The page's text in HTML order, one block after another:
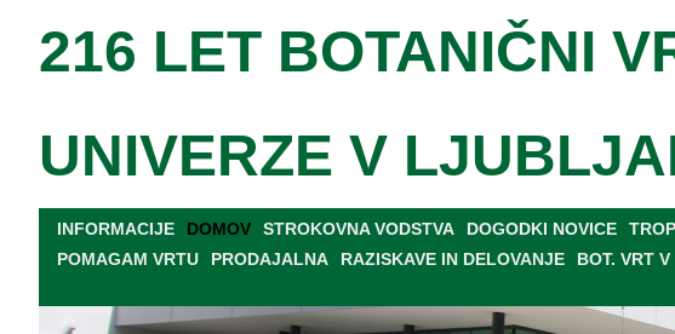
216 LET BOTANIČNI
UNIVERZE V
INFORMACIJE DOMOV STROKOVNA VODSTVA DOGODKI NOVICE
POMAGAM VRTU
PRODAJALNA RAZISKAVE IN DELOVANJE BOT. VRT